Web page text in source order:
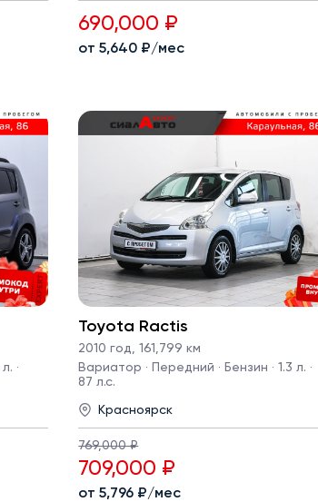
690,000 ₽
от 5,640 ₽/мес
·
Toyota Ractis
2010 год, 161,799 км
Вариатор · Передний · Бензин · 1.3 л. ·
87 л.с.
Красноярск
769,000 ₽
709,000 ₽
от 5,796 ₽/мес